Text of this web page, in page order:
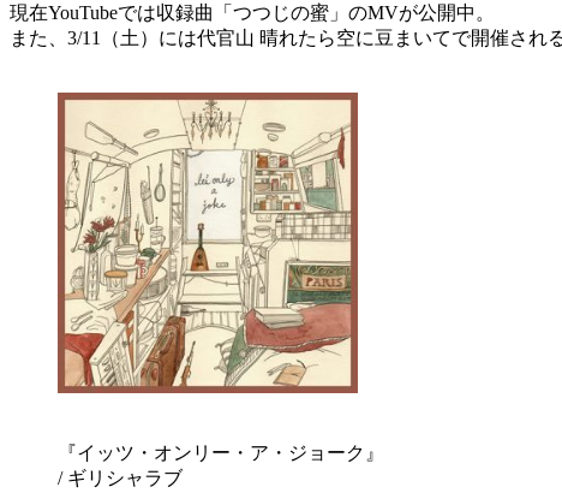
現在YouTubeでは収録曲「つつじの蜜」のMVが公開中。
また、3/11（土）には代官山 晴れたら空に豆まいてで開催され
『イッツ・オンリー・ア・ジョーク』
/ ギリシャラブ